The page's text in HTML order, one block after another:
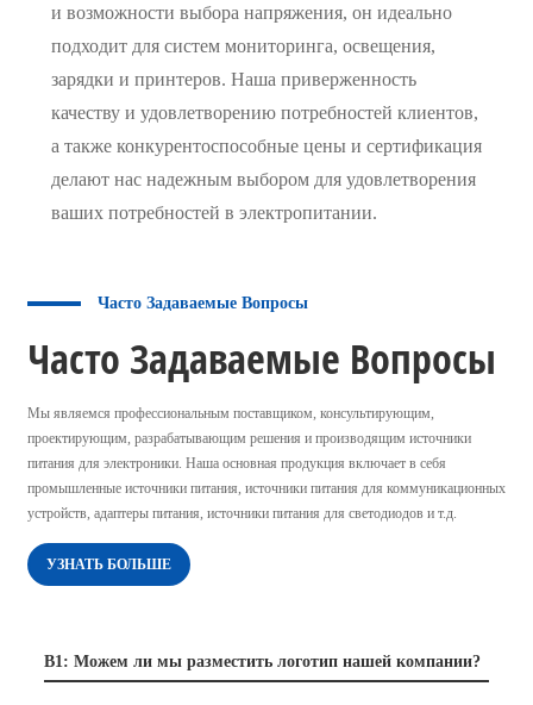
и возможности выбора напряжения, он идеально
подходит для систем мониторинга, освещения,
зарядки и принтеров. Наша приверженность
качеству и удовлетворению потребностей клиентов,
а также конкурентоспособные цены и сертификация
делают нас надежным выбором для удовлетворения
ваших потребностей в электропитании.
Часто Задаваемые Вопросы
Часто Задаваемые Вопросы
Мы являемся профессиональным поставщиком, консультирующим,
проектирующим, разрабатывающим решения и производящим источники
питания для электроники. Наша основная продукция включает в себя
промышленные источники питания, источники питания для коммуникационных
устройств, адаптеры питания, источники питания для светодиодов и т.д.
УЗНАТЬ БОЛЬШЕ
В1: Можем ли мы разместить логотип нашей компании?